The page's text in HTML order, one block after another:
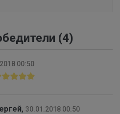
(4)
00:50
, 30.01.2018 00:50